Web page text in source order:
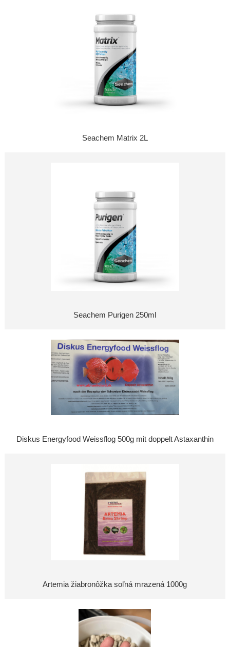
Seachem Matrix 2L
Seachem Purigen 250ml
Diskus Energyfood Weissflog 500g mit doppelt Astaxanthin
Artemia žiabronôžka soľná mrazená 1000g